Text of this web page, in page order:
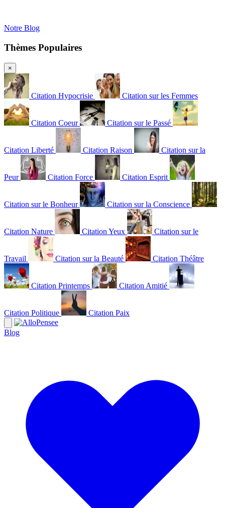
Notre Blog
Thèmes Populaires
×
Citation Hypocrisie Citation sur les Femmes
Citation Coeur Citation sur le Passé
Citation Liberté Citation Raison Citation sur la
Peur Citation Force Citation Esprit
Citation sur le Bonheur Citation sur la Conscience
Citation Nature Citation Yeux Citation sur le
Travail Citation sur la Beauté Citation Théâtre
Citation Printemps Citation Amitié
Citation Politique Citation Paix
Blog